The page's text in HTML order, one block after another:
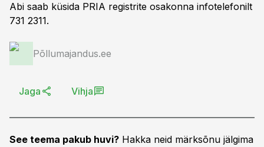
Abi saab küsida PRIA registrite osakonna infotelefonilt
731 2311.
Põllumajandus.ee
Jaga Vihja
See teema pakub huvi? Hakka neid märksõnu jälgima